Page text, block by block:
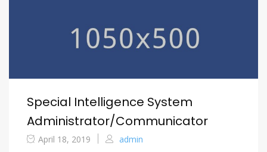
Special Intelligence System
Administrator/Communicator
April 18, 2019 admin